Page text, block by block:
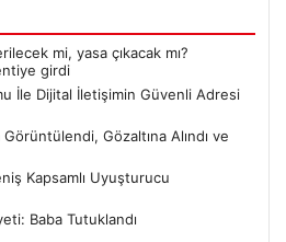
mi, yasa çıkacak mı?
girdi
İle Dijital İletişimin Güvenli Adresi
Gözaltına Alındı ve
Kapsamlı Uyuşturucu
Baba Tutuklandı